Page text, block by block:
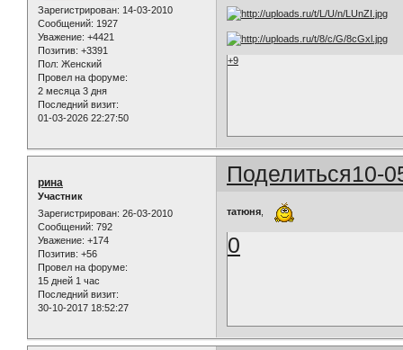
Зарегистрирован: 14-03-2010
Сообщений: 1927
Уважение: +4421
Позитив: +3391
Пол: Женский
Провел на форуме:
2 месяца 3 дня
Последний визит:
01-03-2026 22:27:50
+9
Поделиться10-
рина
Участник
Зарегистрирован: 26-03-2010
Сообщений: 792
Уважение: +174
Позитив: +56
Провел на форуме:
15 дней 1 час
Последний визит:
30-10-2017 18:52:27
татюня
0